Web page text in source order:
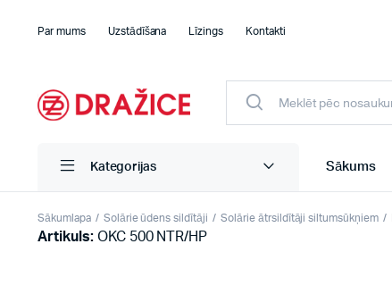
Par mums Uzstādīšana Līzings Kontakti
Kategorijas Sākums
Sākumlapa Solārie ūdens sildītāji Solārie ātrsildītāji siltumsūkņiem
Artikuls:OKC 500 NTR/HP